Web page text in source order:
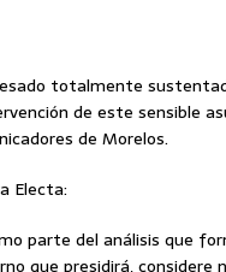
totalmente
de este sensible
de Morelos.
Electa:
parte del análisis que
que presidirá,